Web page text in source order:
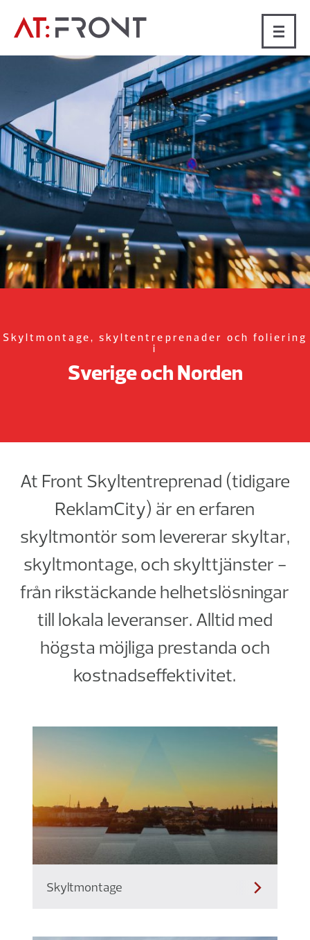
Skyltmontage, skyltentreprenader och foliering
i
Sverige och Norden
At Front Skyltentreprenad (tidigare
ReklamCity) är en erfaren
skyltmontör som levererar skyltar,
skyltmontage, och skylttjänster -
från rikstäckande helhetslösningar
till lokala leveranser. Alltid med
högsta möjliga prestanda och
kostnadseffektivitet.
Skyltmontage